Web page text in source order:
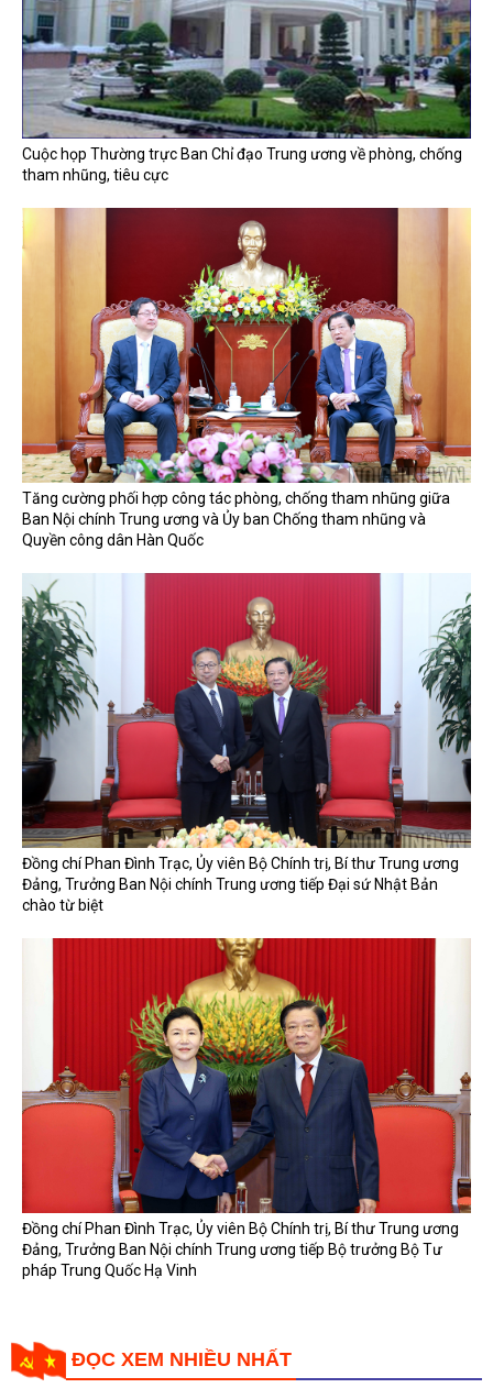
Cuộc họp Thường trực Ban Chỉ đạo Trung ương về phòng, chống
tham nhũng, tiêu cực
Tăng cường phối hợp công tác phòng, chống tham nhũng giữa
Ban Nội chính Trung ương và Ủy ban Chống tham nhũng và
Quyền công dân Hàn Quốc
Đồng chí Phan Đình Trạc, Ủy viên Bộ Chính trị, Bí thư Trung ương
Đảng, Trưởng Ban Nội chính Trung ương tiếp Đại sứ Nhật Bản
chào từ biệt
Đồng chí Phan Đình Trạc, Ủy viên Bộ Chính trị, Bí thư Trung ương
Đảng, Trưởng Ban Nội chính Trung ương tiếp Bộ trưởng Bộ Tư
pháp Trung Quốc Hạ Vinh
ĐỌC XEM NHIỀU NHẤT